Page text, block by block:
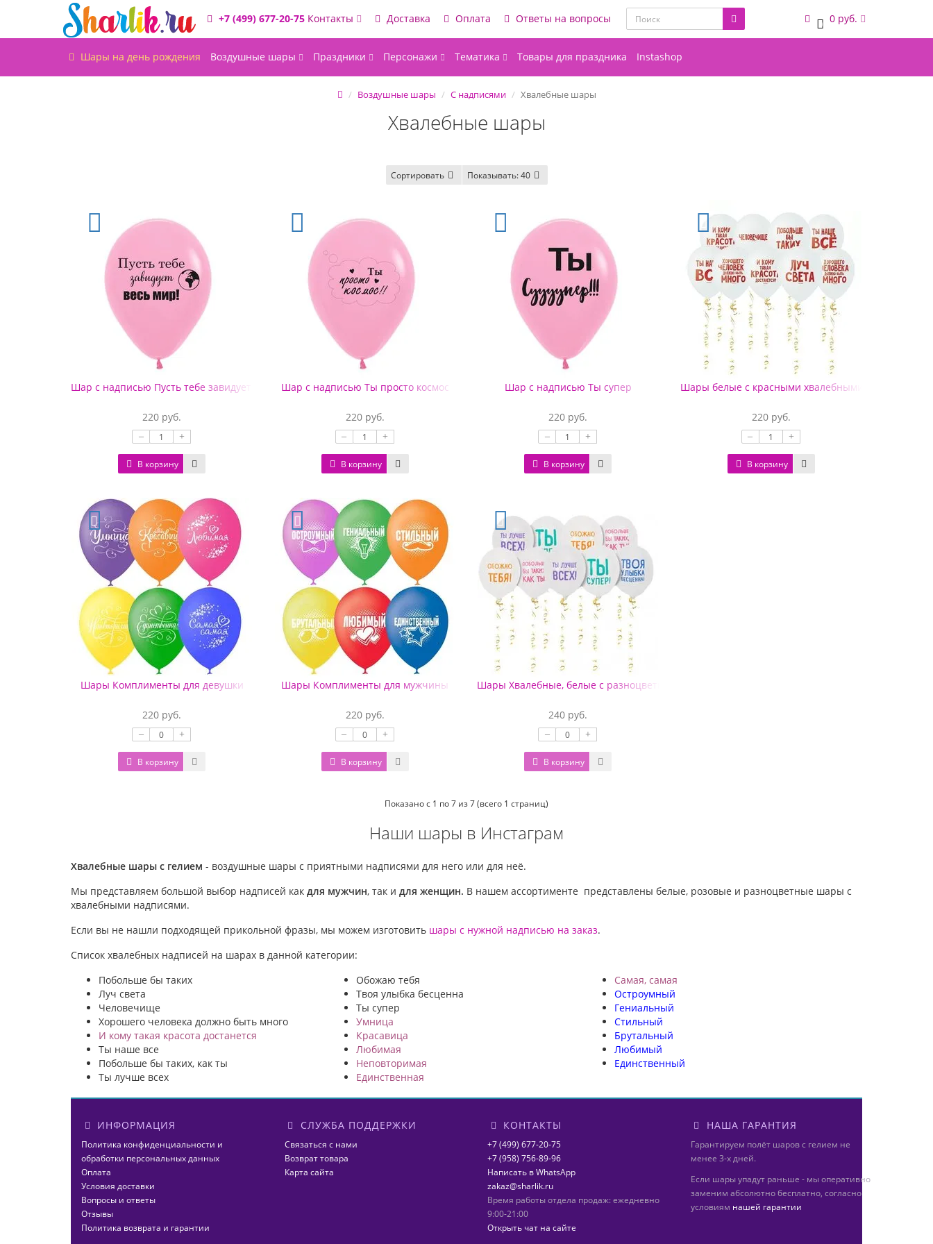
+7 (499) 677-20-75 Контакты Доставка Оплата Ответы на вопросы 0 0 руб.
Шары на день рождения Воздушные шары Праздники Персонажи Тематика Товары для праздника Instashop
Воздушные шары С надписями Хвалебные шары
Хвалебные шары
Сортировать Показывать:40
Шар с надписью Пусть тебе завидует весь мир
220 руб.
– +
В корзину
Шар с надписью Ты просто космос
220 руб.
– +
В корзину
Шар с надписью Ты супер
220 руб.
– +
В корзину
Шары белые с красными хвалебными надписями
220 руб.
– +
В корзину
Шары Комплименты для девушки
220 руб.
– +
В корзину
Шары Комплименты для мужчины
220 руб.
– +
В корзину
Шары Хвалебные, белые с разноцветными надписями
240 руб.
– +
В корзину
Показано с 1 по 7 из 7 (всего 1 страниц)
Наши шары в Инстаграм
Хвалебные шары с гелием - воздушные шары с приятными надписями для него или для неё.
Мы представляем большой выбор надписей как для мужчин, так и для женщин. В нашем ассортименте представлены белые, розовые и разноцветные шары с
хвалебными надписями.
Если вы не нашли подходящей прикольной фразы, мы можем изготовить шары с нужной надписью на заказ.
Список хвалебных надписей на шарах в данной категории:
Побольше бы таких
Луч света
Человечище
Хорошего человека должно быть много
И кому такая красота достанется
Ты наше все
Побольше бы таких, как ты
Ты лучше всех
Обожаю тебя
Твоя улыбка бесценна
Ты супер
Умница
Красавица
Любимая
Неповторимая
Единственная
Самая, самая
Остроумный
Гениальный
Стильный
Брутальный
Любимый
Единственный
ИНФОРМАЦИЯ
Политика конфиденциальности и
обработки персональных данных
Оплата
Условия доставки
Вопросы и ответы
Отзывы
Политика возврата и гарантии
СЛУЖБА ПОДДЕРЖКИ
Связаться с нами
Возврат товара
Карта сайта
КОНТАКТЫ
+7 (499) 677-20-75
+7 (958) 756-89-96
Написать в WhatsApp
zakaz@sharlik.ru
Время работы отдела продаж: ежедневно
9:00-21:00
Открыть чат на сайте
НАША ГАРАНТИЯ
Гарантируем полёт шаров с гелием не
менее 3-х дней.
Если шары упадут раньше - мы оперативно
заменим абсолютно бесплатно, согласно
условиям нашей гарантии